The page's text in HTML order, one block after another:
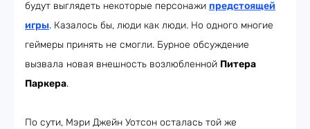
будут выглядеть некоторые персонажи предстоящей
игры. Казалось бы, люди как люди. Но одного многие
геймеры принять не смогли. Бурное обсуждение
вызвала новая внешность возлюбленной Питера
Паркера.
По сути, Мэри Джейн Уотсон осталась той же